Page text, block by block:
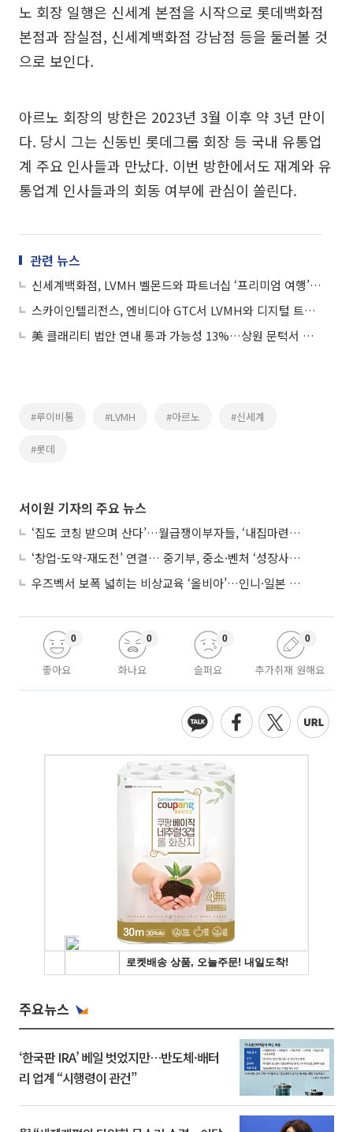
노 회장 일행은 신세계 본점을 시작으로 롯데백화점
본점과 잠실점, 신세계백화점 강남점 등을 둘러볼 것
으로 보인다.
아르노 회장의 방한은 2023년 3월 이후 약 3년 만이
다. 당시 그는 신동빈 롯데그룹 회장 등 국내 유통업
계 주요 인사들과 만났다. 이번 방한에서도 재계와 유
통업계 인사들과의 회동 여부에 관심이 쏠린다.
관련 뉴스
신세계백화점, LVMH 벨몬드와 파트너십 ‘프리미엄 여행’ 가속도
스카이인텔리전스, 엔비디아 GTC서 LVMH와 디지털 트윈 리테일 전략 공개
美 클래리티 법안 연내 통과 가능성 13%…상원 문턱서 제동
#루이비통 #LVMH #아르노 #신세계
#롯데
서이원 기자의 주요 뉴스
‘집도 코칭 받으며 산다’…월급쟁이부자들, ‘내집마련’ 신청 증가세
‘창업-도약-재도전’ 연결… 중기부, 중소·벤처 ‘성장사다리’ 짓는다
우즈벡서 보폭 넓히는 비상교육 ‘올비아’…인니·일본 진출 타진
좋아요
0
화나요
0
슬퍼요
0
추가취재 원해요
0
주요뉴스
‘한국판 IRA’ 베일 벗었지만…반도체·배터
리 업계 “시행령이 관건”